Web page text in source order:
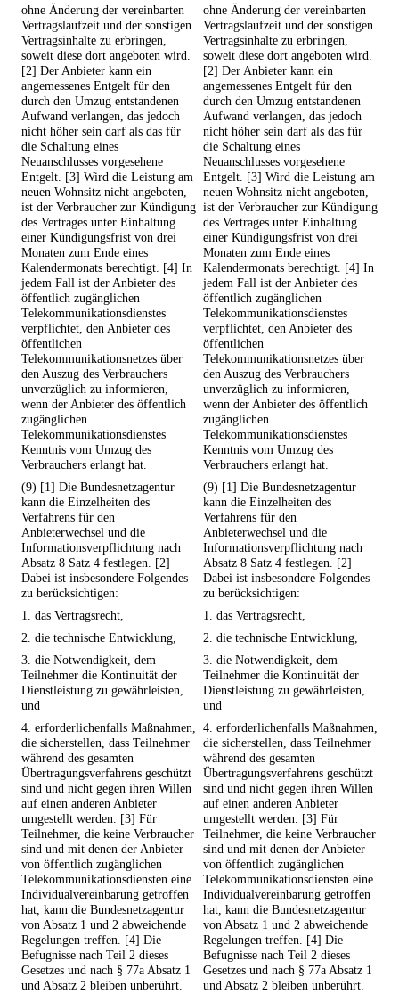
ohne Änderung der vereinbarten
Vertragslaufzeit und der sonstigen
Vertragsinhalte zu erbringen,
soweit diese dort angeboten wird.
[2] Der Anbieter kann ein
angemessenes Entgelt für den
durch den Umzug entstandenen
Aufwand verlangen, das jedoch
nicht höher sein darf als das für
die Schaltung eines
Neuanschlusses vorgesehene
Entgelt. [3] Wird die Leistung am
neuen Wohnsitz nicht angeboten,
ist der Verbraucher zur Kündigung
des Vertrages unter Einhaltung
einer Kündigungsfrist von drei
Monaten zum Ende eines
Kalendermonats berechtigt. [4] In
jedem Fall ist der Anbieter des
öffentlich zugänglichen
Telekommunikationsdienstes
verpflichtet, den Anbieter des
öffentlichen
Telekommunikationsnetzes über
den Auszug des Verbrauchers
unverzüglich zu informieren,
wenn der Anbieter des öffentlich
zugänglichen
Telekommunikationsdienstes
Kenntnis vom Umzug des
Verbrauchers erlangt hat.
ohne Änderung der vereinbarten
Vertragslaufzeit und der sonstigen
Vertragsinhalte zu erbringen,
soweit diese dort angeboten wird.
[2] Der Anbieter kann ein
angemessenes Entgelt für den
durch den Umzug entstandenen
Aufwand verlangen, das jedoch
nicht höher sein darf als das für
die Schaltung eines
Neuanschlusses vorgesehene
Entgelt. [3] Wird die Leistung am
neuen Wohnsitz nicht angeboten,
ist der Verbraucher zur Kündigung
des Vertrages unter Einhaltung
einer Kündigungsfrist von drei
Monaten zum Ende eines
Kalendermonats berechtigt. [4] In
jedem Fall ist der Anbieter des
öffentlich zugänglichen
Telekommunikationsdienstes
verpflichtet, den Anbieter des
öffentlichen
Telekommunikationsnetzes über
den Auszug des Verbrauchers
unverzüglich zu informieren,
wenn der Anbieter des öffentlich
zugänglichen
Telekommunikationsdienstes
Kenntnis vom Umzug des
Verbrauchers erlangt hat.
(9) [1] Die Bundesnetzagentur
kann die Einzelheiten des
Verfahrens für den
Anbieterwechsel und die
Informationsverpflichtung nach
Absatz 8 Satz 4 festlegen. [2]
Dabei ist insbesondere Folgendes
zu berücksichtigen:
(9) [1] Die Bundesnetzagentur
kann die Einzelheiten des
Verfahrens für den
Anbieterwechsel und die
Informationsverpflichtung nach
Absatz 8 Satz 4 festlegen. [2]
Dabei ist insbesondere Folgendes
zu berücksichtigen:
1. das Vertragsrecht,
1. das Vertragsrecht,
2. die technische Entwicklung,
2. die technische Entwicklung,
3. die Notwendigkeit, dem
Teilnehmer die Kontinuität der
Dienstleistung zu gewährleisten,
und
3. die Notwendigkeit, dem
Teilnehmer die Kontinuität der
Dienstleistung zu gewährleisten,
und
4. erforderlichenfalls Maßnahmen,
die sicherstellen, dass Teilnehmer
während des gesamten
Übertragungsverfahrens geschützt
sind und nicht gegen ihren Willen
auf einen anderen Anbieter
umgestellt werden. [3] Für
Teilnehmer, die keine Verbraucher
sind und mit denen der Anbieter
von öffentlich zugänglichen
Telekommunikationsdiensten eine
Individualvereinbarung getroffen
hat, kann die Bundesnetzagentur
von Absatz 1 und 2 abweichende
Regelungen treffen. [4] Die
Befugnisse nach Teil 2 dieses
Gesetzes und nach § 77a Absatz 1
und Absatz 2 bleiben unberührt.
4. erforderlichenfalls Maßnahmen,
die sicherstellen, dass Teilnehmer
während des gesamten
Übertragungsverfahrens geschützt
sind und nicht gegen ihren Willen
auf einen anderen Anbieter
umgestellt werden. [3] Für
Teilnehmer, die keine Verbraucher
sind und mit denen der Anbieter
von öffentlich zugänglichen
Telekommunikationsdiensten eine
Individualvereinbarung getroffen
hat, kann die Bundesnetzagentur
von Absatz 1 und 2 abweichende
Regelungen treffen. [4] Die
Befugnisse nach Teil 2 dieses
Gesetzes und nach § 77a Absatz 1
und Absatz 2 bleiben unberührt.